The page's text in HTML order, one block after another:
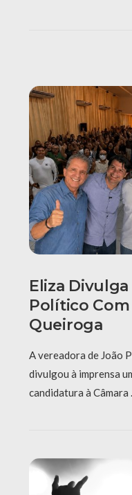
Eliza
Político
Queiroga
A vereadora de João
divulgou à imprensa
candidatura à Câmara